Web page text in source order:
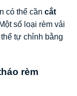
có thể cần cắt
số loại rèm vải
thể tự chỉnh bằng
rèm